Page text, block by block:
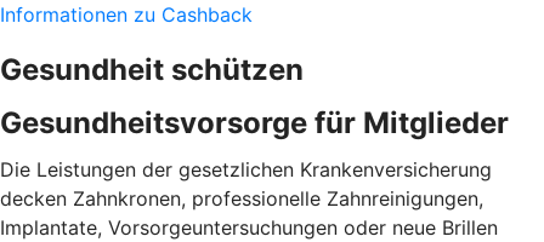
Informationen zu Cashback
Gesundheit schützen
Gesundheitsvorsorge für Mitglieder
Die Leistungen der gesetzlichen Krankenversicherung
decken Zahnkronen, professionelle Zahnreinigungen,
Implantate, Vorsorgeuntersuchungen oder neue Brillen